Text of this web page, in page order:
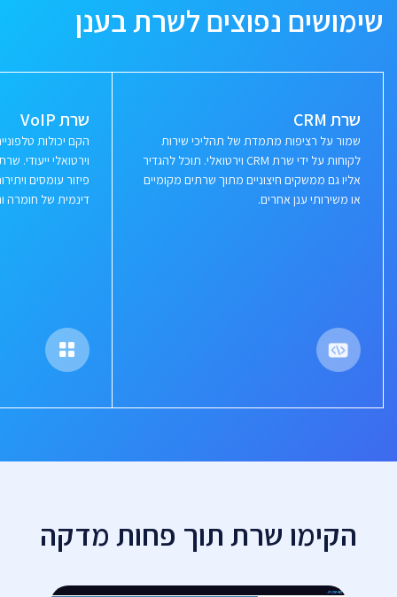
שימושים נפוצים לשרת בענן
שרת CRM
שמור על רציפות מתמדת של תהליכי שירות
לקוחות על ידי שרת CRM וירטואלי. תוכל להגדיר
אליו גם ממשקים חיצוניים מתוך שרתים מקומיים
או משירותי ענן אחרים.
שרת VoIP
הקם יכולות
וירטואלי ייעודי.
פיזור עומסים
דינמית של חומרה
הקימו שרת תוך פחות מדקה